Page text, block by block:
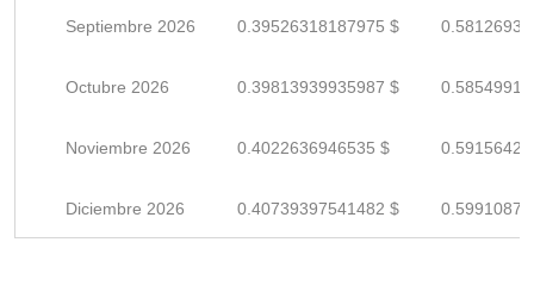
Septiembre 2026 0.39526318187975 $
Octubre 2026 0.39813939935987 $
Noviembre 2026 0.4022636946535 $
Diciembre 2026 0.40739397541482 $